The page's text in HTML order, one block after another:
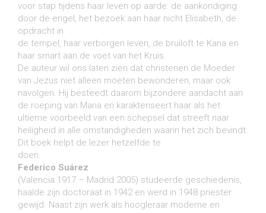
voor stap tijdens haar leven op aarde: de aankondiging
door de engel, het bezoek aan haar nicht Elisabeth, de
opdracht in
de tempel, haar verborgen leven, de bruiloft te Kana en
haar smart aan de voet van het Kruis.
De auteur wil ons laten zien dat christenen de Moeder
van Jezus niet alleen moeten bewonderen, maar ook
navolgen. Hij besteedt daarom bijzondere aandacht aan
de roeping van Maria en karakteriseert haar als het
ultieme voorbeeld van een schepsel dat streeft naar
heiligheid in alle omstandigheden waarin het zich bevindt.
Dit boek helpt de lezer hetzelfde te
doen.
Federico Suárez
(Valencia 1917 – Madrid 2005) studeerde geschiedenis,
haalde zijn doctoraat in 1942 en werd in 1948 priester
gewijd. Naast zijn werk als hoogleraar moderne en